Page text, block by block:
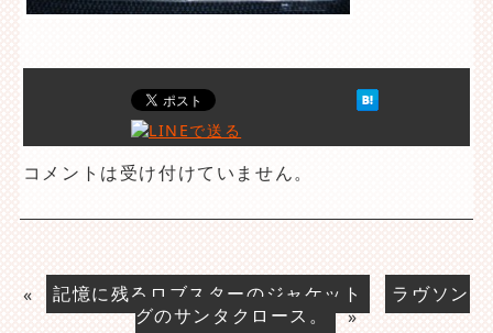
コメントは受け付けていません。
« 記憶に残るロブスターのジャケット
ラヴソン
グのサンタクロース。
»